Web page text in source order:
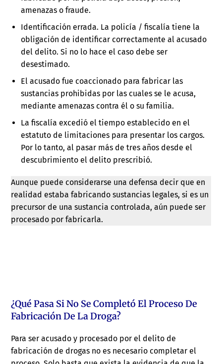
amenazas o fraude.
Identificación errada. La policía / fiscalía tiene la
obligación de identificar correctamente al acusado
del delito. Si no lo hace el caso debe ser
desestimado.
El acusado fue coaccionado para fabricar las
sustancias prohibidas por las cuales se le acusa,
mediante amenazas contra él o su familia.
La fiscalía excedió el tiempo establecido en el
estatuto de limitaciones para presentar los cargos.
Por lo tanto, al pasar más de tres años desde el
descubrimiento el delito prescribió.
Aunque puede considerarse una defensa decir que en
realidad estaba fabricando sustancias legales, si es un
precursor de una sustancia controlada, aún puede ser
procesado por fabricarla.
¿Qué Pasa Si No Se Completó El Proceso De
Fabricación De La Droga?
Para ser acusado y procesado por el delito de
fabricación de drogas no es necesario completar el